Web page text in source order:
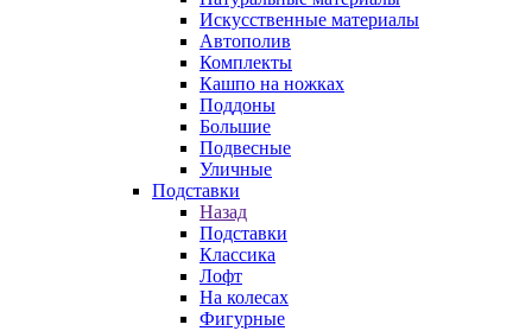
Искусственные материалы
Автополив
Комплекты
Кашпо на ножках
Поддоны
Большие
Подвесные
Уличные
Подставки
Назад
Подставки
Классика
Лофт
На колесах
Фигурные